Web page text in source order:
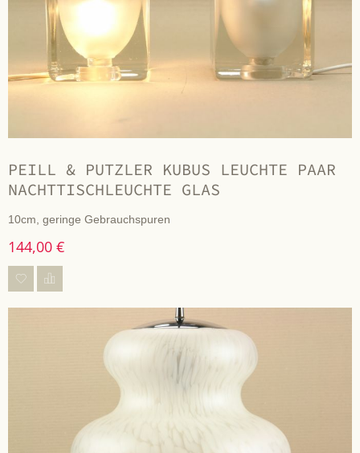
PEILL & PUTZLER KUBUS LEUCHTE PAAR
NACHTTISCHLEUCHTE GLAS
10cm, geringe Gebrauchspuren
144,00 €